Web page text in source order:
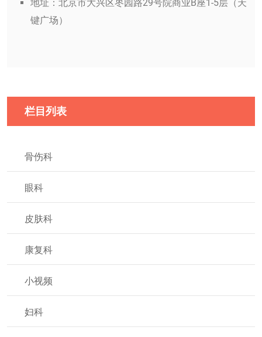
地址：北京市大兴区枣园路29号院商业B座1-5层（天
键广场）
栏目列表
骨伤科
眼科
皮肤科
康复科
小视频
妇科